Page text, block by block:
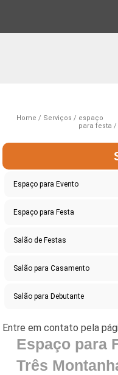
Home Serviços
espaço
para festa
Espaço para Evento
Espaço para Festa
Salão de Festas
Salão para Casamento
Salão para Debutante
Espaço para
Três